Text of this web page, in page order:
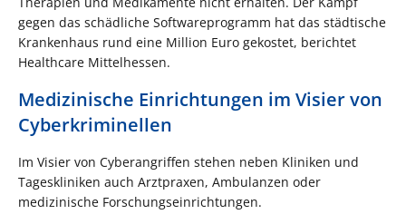
gegen das schädliche Softwareprogramm hat das städtische
Krankenhaus rund eine Million Euro gekostet, berichtet
Healthcare Mittelhessen.
Medizinische Einrichtungen im Visier von
Cyberkriminellen
Im Visier von Cyberangriffen stehen neben Kliniken und
Tageskliniken auch Arztpraxen, Ambulanzen oder
medizinische Forschungseinrichtungen.